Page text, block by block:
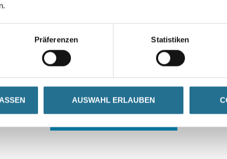
Präferenzen Statistiken
AUSWAHL ERLAUBEN
IST
schon an der Lösung und werden das Problem so
der Zwischenzeit unseren Online-Shop und lassen Sie